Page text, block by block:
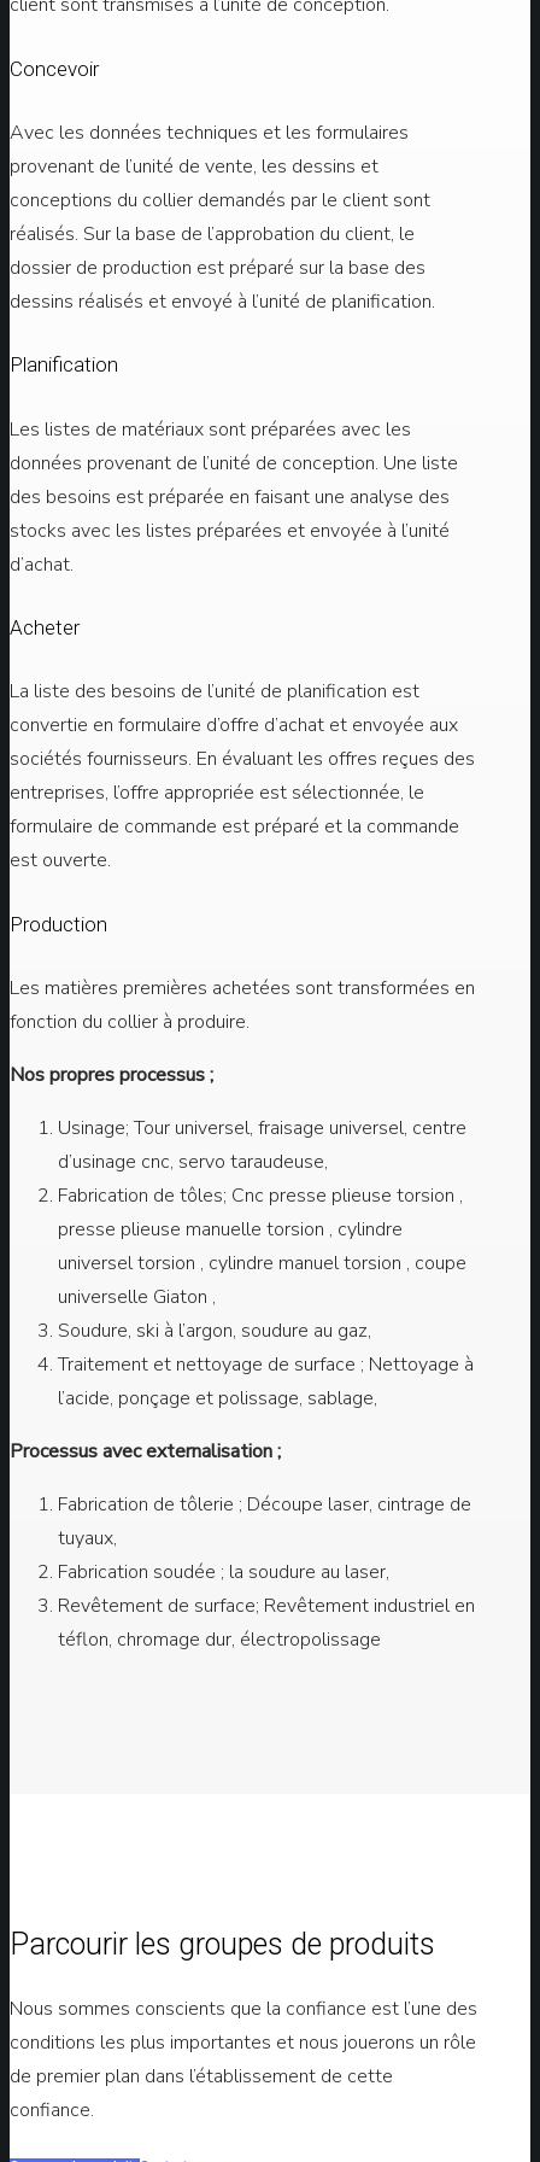
Concevoir
Avec les données techniques et les formulaires
provenant de l’unité de vente, les dessins et
conceptions du collier demandés par le client sont
réalisés. Sur la base de l’approbation du client, le
dossier de production est préparé sur la base des
dessins réalisés et envoyé à l’unité de planification.
Planification
Les listes de matériaux sont préparées avec les
données provenant de l’unité de conception. Une liste
des besoins est préparée en faisant une analyse des
stocks avec les listes préparées et envoyée à l’unité
d’achat.
Acheter
La liste des besoins de l’unité de planification est
convertie en formulaire d’offre d’achat et envoyée aux
sociétés fournisseurs. En évaluant les offres reçues des
entreprises, l’offre appropriée est sélectionnée, le
formulaire de commande est préparé et la commande
est ouverte.
Production
Les matières premières achetées sont transformées en
fonction du collier à produire.
Nos propres processus ;
Usinage; Tour universel, fraisage universel, centre
d’usinage cnc, servo taraudeuse,
Fabrication de tôles; Cnc presse plieuse torsion ,
presse plieuse manuelle torsion , cylindre
universel torsion , cylindre manuel torsion , coupe
universelle Giaton ,
Soudure, ski à l’argon, soudure au gaz,
Traitement et nettoyage de surface ; Nettoyage à
l’acide, ponçage et polissage, sablage,
Processus avec externalisation ;
Fabrication de tôlerie ; Découpe laser, cintrage de
tuyaux,
Fabrication soudée ; la soudure au laser,
Revêtement de surface; Revêtement industriel en
téflon, chromage dur, électropolissage
Parcourir les groupes de produits
Nous sommes conscients que la confiance est l’une des
conditions les plus importantes et nous jouerons un rôle
de premier plan dans l’établissement de cette
confiance.